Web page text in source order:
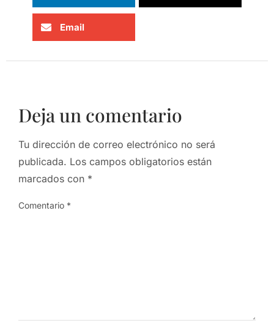
Email
Deja un comentario
Tu dirección de correo electrónico no será
publicada. Los campos obligatorios están
marcados con *
Comentario *